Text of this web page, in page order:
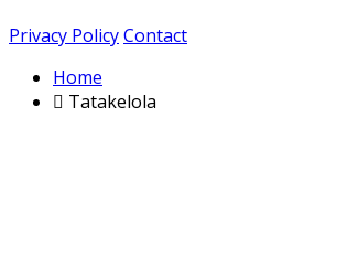
Privacy PolicyContact
Home
Tatakelola